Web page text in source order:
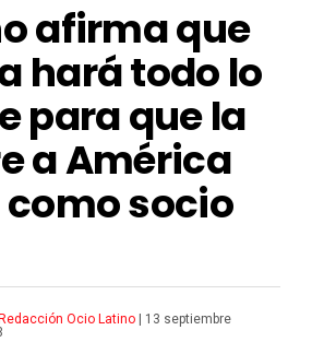
afirma que
hará todo lo
para que la
a América
socio
Redacción Ocio Latino
13 septiembre